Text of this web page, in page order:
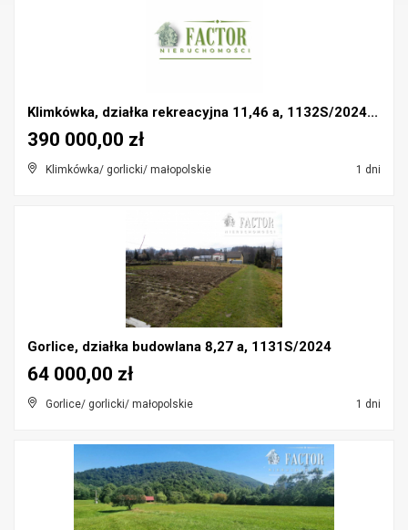
Klimkówka, działka rekreacyjna 11,46 a, 1132S/2024...
Klimkówka/ gorlicki/ małopolskie 1 dni
390 000,00 zł
Gorlice, działka budowlana 8,27 a, 1131S/2024
Gorlice/ gorlicki/ małopolskie 1 dni
64 000,00 zł